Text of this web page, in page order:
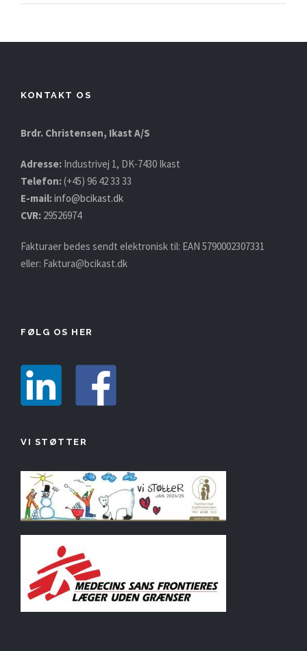
KONTAKT OS
Brdr. Christensen, Ikast A/S
Adresse: Industrivej 1, DK-7430 Ikast
Telefon:(+45) 96 42 33 33
E-mail:info@bcikast.dk
CVR: 29526974
Fakturaer bedes sendt elektronisk til: EAN 5790002307331
eller: Faktura@bcikast.dk
FØLG OS HER
VI STØTTER